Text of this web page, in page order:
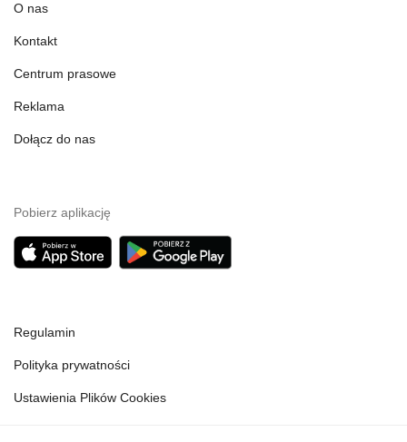
O nas
Kontakt
Centrum prasowe
Reklama
Dołącz do nas
Pobierz aplikację
Regulamin
Polityka prywatności
Ustawienia Plików Cookies